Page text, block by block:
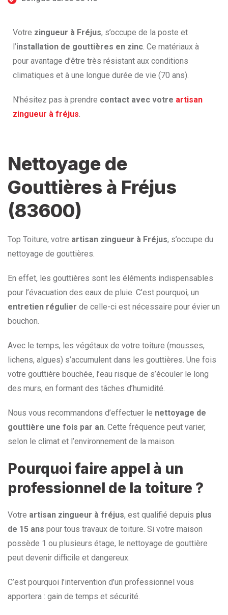
Votre zingueur à Fréjus, s’occupe de la poste et
l’installation de gouttières en zinc. Ce matériaux à
pour avantage d’être très résistant aux conditions
climatiques et à une longue durée de vie (70 ans).
N’hésitez pas à prendre contact avec votre artisan
zingueur à fréjus.
Nettoyage de
Gouttières à Fréjus
(83600)
Top Toiture, votre artisan zingueur à Fréjus, s’occupe du
nettoyage de gouttières.
En effet, les gouttières sont les éléments indispensables
pour l’évacuation des eaux de pluie. C’est pourquoi, un
entretien régulier de celle-ci est nécessaire pour évier un
bouchon.
Avec le temps, les végétaux de votre toiture (mousses,
lichens, algues) s’accumulent dans les gouttières. Une fois
votre gouttière bouchée, l’eau risque de s’écouler le long
des murs, en formant des tâches d’humidité.
Nous vous recommandons d’effectuer le nettoyage de
gouttière une fois par an. Cette fréquence peut varier,
selon le climat et l’environnement de la maison.
Pourquoi faire appel à un
professionnel de la toiture ?
Votre artisan zingueur à fréjus, est qualifié depuis plus
de 15 ans pour tous travaux de toiture. Si votre maison
possède 1 ou plusieurs étage, le nettoyage de gouttière
peut devenir difficile et dangereux.
C’est pourquoi l’intervention d’un professionnel vous
apportera : gain de temps et sécurité.